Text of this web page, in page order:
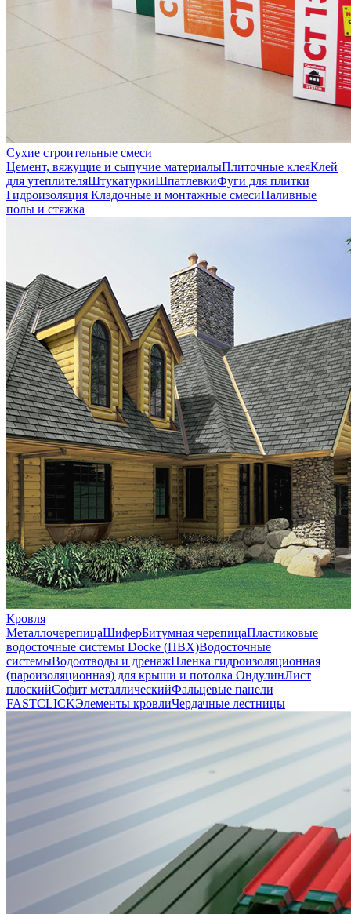
Сухие строительные смеси
Цемент, вяжущие и сыпучие материалыПлиточные клеяКлей
для утеплителяШтукатуркиШпатлевкиФуги для плитки
Гидроизоляция Кладочные и монтажные смесиНаливные
полы и стяжка
Кровля
МеталлочерепицаШиферБитумная черепицаПластиковые
водосточные системы Docke (ПВХ)Водосточные
системыВодоотводы и дренажПленка гидроизоляционная
(пароизоляционная) для крыши и потолка ОндулинЛист
плоскийСофит металлическийФальцевые панели
FASTCLICKЭлементы кровлиЧердачные лестницы